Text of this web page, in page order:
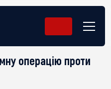
операцію проти